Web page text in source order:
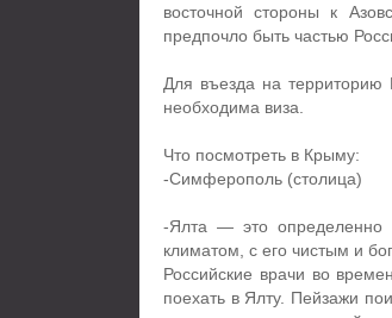
восточной стороны к
предпочло быть частью
Для въезда на территорию
необходима виза.
Что посмотреть в Крыму:
-Симферополь (столица)
-Ялта — это определенно
климатом, с его чистым и
Российские врачи во
поехать в Ялту. Пейзажи